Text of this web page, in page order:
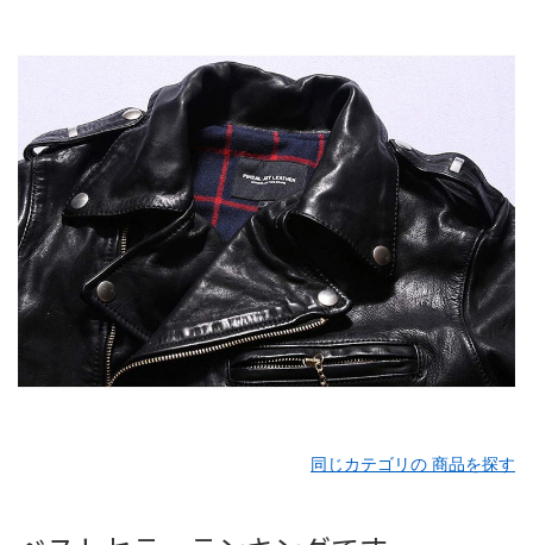
同じカテゴリの 商品を探す